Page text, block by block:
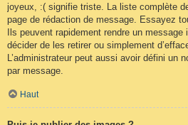
joyeux, :( signifie triste. La liste complète
page de rédaction de message. Essayez
Ils peuvent rapidement rendre un
décider de les retirer ou simplement
L’administrateur peut aussi avoir défini un
par message.
Haut